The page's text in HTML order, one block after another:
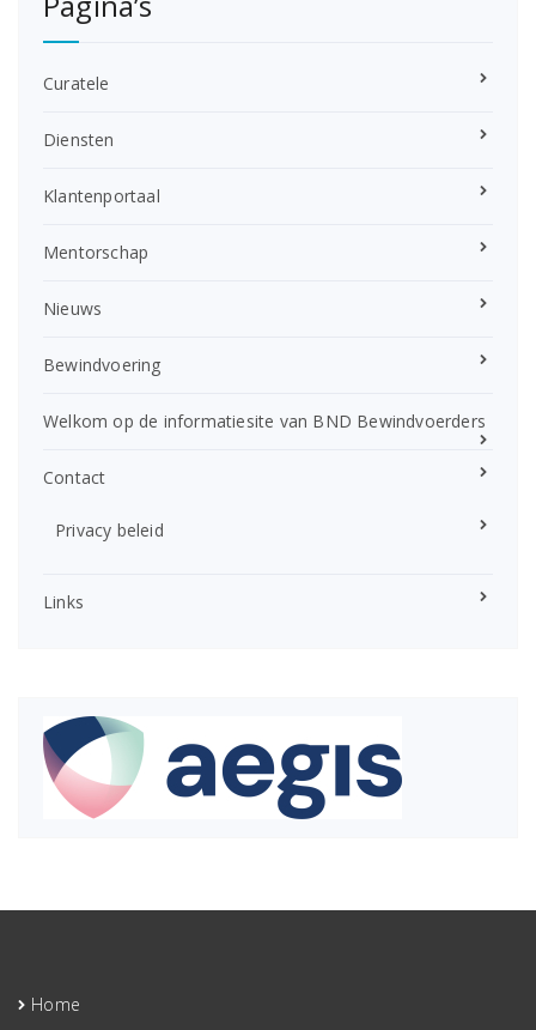
Curatele
Diensten
Klantenportaal
Mentorschap
Nieuws
Bewindvoering
Welkom op de informatiesite van BND Bewindvoerders
Contact
Privacy beleid
Links
Home